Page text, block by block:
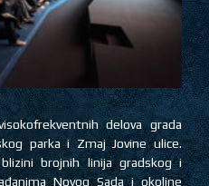
delova grada
parka i Zmaj Jovine ulice.
brojnih linija gradskog i
Novog Sada i okoline